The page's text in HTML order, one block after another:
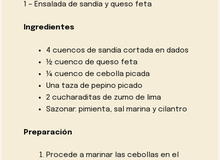
1 – Ensalada de sandía y queso feta
Ingredientes
4 cuencos de sandía cortada en dados
½ cuenco de queso feta
¼ cuenco de cebolla picada
Una taza de pepino picado
2 cucharaditas de zumo de lima
Sazonar: pimienta, sal marina y cilantro
Preparación
Procede a marinar las cebollas en el